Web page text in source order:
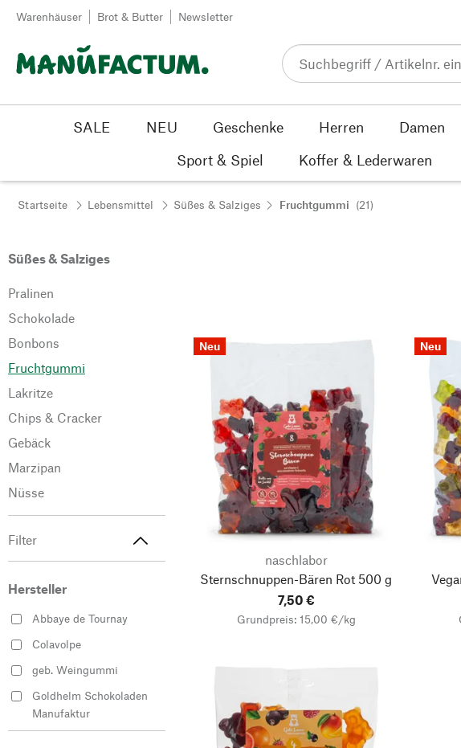
Zum Inhalt springen
Warenhäuser Brot & Butter Newsletter
SALE NEU Geschenke Herren Damen
Sport & Spiel
Koffer & Lederwaren
Startseite Lebensmittel Süßes & Salziges Fruchtgummi (21)
Süßes & Salziges
Pralinen
Schokolade
Bonbons
Fruchtgummi
Lakritze
Chips & Cracker
Gebäck
Marzipan
Nüsse
Filter
Hersteller
Abbaye de Tournay
Colavolpe
geb. Weingummi
Goldhelm Schokoladen
Manufaktur
Neu
naschlabor
Sternschnuppen-Bären Rot 500 g
7,50 €
Grundpreis: 15,00 €/kg
Neu